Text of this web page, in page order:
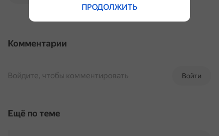
Комментарии
Войти
Войдите, чтобы комментировать
Ещё по теме
ПРОДОЛЖИТЬ